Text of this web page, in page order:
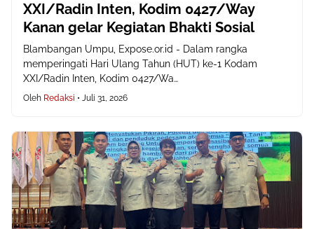
XXI/Radin Inten, Kodim 0427/Way
Kanan gelar Kegiatan Bhakti Sosial
Blambangan Umpu, Expose.or.id - Dalam rangka
memperingati Hari Ulang Tahun (HUT) ke-1 Kodam
XXI/Radin Inten, Kodim 0427/Wa…
Oleh Redaksi • Juli 31, 2026